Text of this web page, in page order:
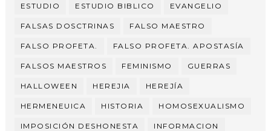
ESTUDIO ESTUDIO BIBLICO EVANGELIO
FALSAS DOSCTRINAS FALSO MAESTRO
FALSO PROFETA. FALSO PROFETA. APOSTASÍA
FALSOS MAESTROS FEMINISMO GUERRAS
HALLOWEEN HEREJIA HEREJÍA
HERMENEUICA HISTORIA HOMOSEXUALISMO
IMPOSICIÓN DESHONESTA INFORMACION